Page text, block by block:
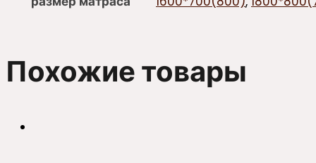
Похожие товары